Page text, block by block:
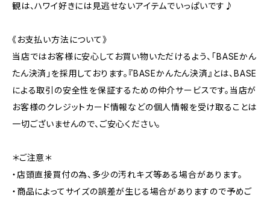
観は、ハワイ好きには見逃せないアイテムでいっぱいです♪
《お支払い方法について》
当店ではお客様に安心してお買い物いただけるよう、「BASEかん
たん決済」を採用しております。『BASEかんたん決済』とは、BASE
による取引の安全性を保証するための仲介サービスです。当店が
お客様のクレジットカード情報などの個人情報を受け取ることは
一切ございませんので、ご安心ください。
＊ご注意＊
・店頭直接買付の為、多少の汚れキズ等ある場合があります。
・商品によってサイズの誤差が生じる場合がありますので予めご